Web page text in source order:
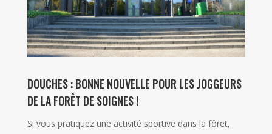
DOUCHES : BONNE NOUVELLE POUR LES JOGGEURS
DE LA FORÊT DE SOIGNES !
Si vous pratiquez une activité sportive dans la fôret,